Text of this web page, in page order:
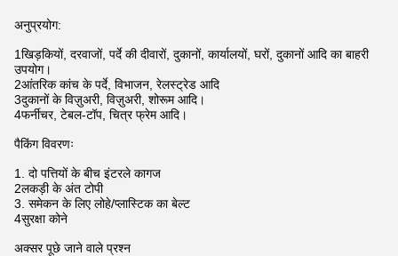
अनुप्रयोग:
1खिड़कियों, दरवाजों, पर्दे की दीवारों, दुकानों, कार्यालयों, घरों, दुकानों आदि का बाहरी
उपयोग।
2आंतरिक कांच के पर्दे, विभाजन, रेलस्ट्रेड आदि
3दुकानों के विज़ुअरी, विज़ुअरी, शोरूम आदि।
4फर्नीचर, टेबल-टॉप, चित्र फ्रेम आदि।
पैकिंग विवरणः
1. दो पत्तियों के बीच इंटरले कागज
2लकड़ी के अंत टोपी
3. समेकन के लिए लोहे/प्लास्टिक का बेल्ट
4सुरक्षा कोने
अक्सर पूछे जाने वाले प्रश्न